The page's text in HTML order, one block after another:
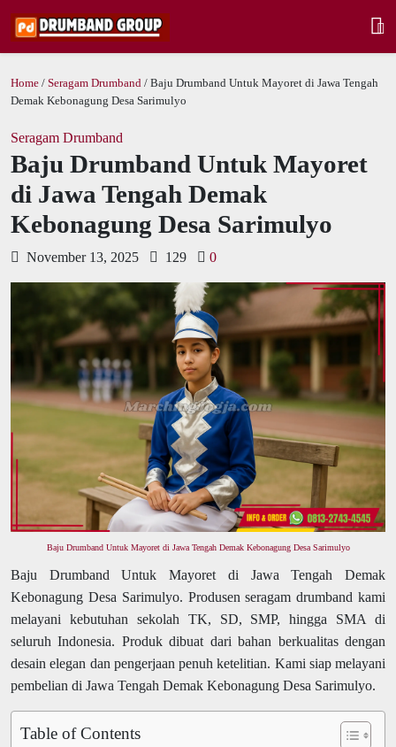
Home / Seragam Drumband / Baju Drumband Untuk Mayoret di Jawa Tengah
Demak Kebonagung Desa Sarimulyo
Seragam Drumband
Baju Drumband Untuk Mayoret
di Jawa Tengah Demak
Kebonagung Desa Sarimulyo
November 13, 2025 129 0
Baju Drumband Untuk Mayoret di Jawa Tengah Demak Kebonagung Desa Sarimulyo
Baju Drumband Untuk Mayoret di Jawa Tengah Demak
Kebonagung Desa Sarimulyo. Produsen seragam drumband kami
melayani kebutuhan sekolah TK, SD, SMP, hingga SMA di
seluruh Indonesia. Produk dibuat dari bahan berkualitas dengan
desain elegan dan pengerjaan penuh ketelitian. Kami siap melayani
pembelian di Jawa Tengah Demak Kebonagung Desa Sarimulyo.
Table of Contents